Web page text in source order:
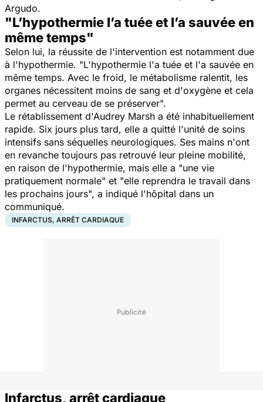
Argudo.
"L’hypothermie l’a tuée et l’a sauvée en
même temps"
Selon lui, la réussite de l'intervention est notamment due
à l'hypothermie. "L'hypothermie l'a tuée et l'a sauvée en
même temps. Avec le froid, le métabolisme ralentit, les
organes nécessitent moins de sang et d'oxygène et cela
permet au cerveau de se préserver".
Le rétablissement d'Audrey Marsh a été inhabituellement
rapide. Six jours plus tard, elle a quitté l'unité de soins
intensifs sans séquelles neurologiques. Ses mains n'ont
en revanche toujours pas retrouvé leur pleine mobilité,
en raison de l'hypothermie, mais elle a "une vie
pratiquement normale" et "elle reprendra le travail dans
les prochains jours", a indiqué l'hôpital dans un
communiqué.
INFARCTUS, ARRÊT CARDIAQUE
Infarctus, arrêt cardiaque